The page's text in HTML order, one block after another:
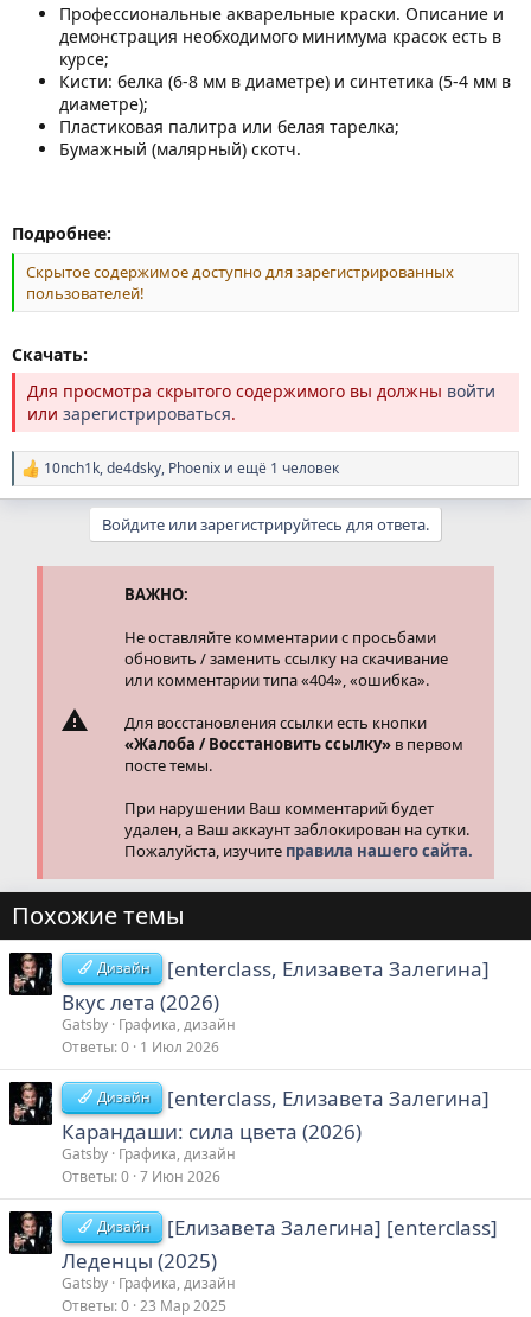
Профессиональные акварельные краски. Описание и
демонстрация необходимого минимума красок есть в
курсе;
Кисти: белка (6-8 мм в диаметре) и синтетика (5-4 мм в
диаметре);
Пластиковая палитра или белая тарелка;
Бумажный (малярный) скотч.
Подробнее:
Скрытое содержимое доступно для зарегистрированных
пользователей!
Скачать:
Для просмотра скрытого содержимого вы должны войти
или зарегистрироваться.
Р
е
10nch1k,de4dsky, Phoenix и ещё 1 человек
Войдите или зарегистрируйтесь для ответа.
ВАЖНО:
Не оставляйте комментарии с просьбами
обновить / заменить ссылку на скачивание
или комментарии типа «404», «ошибка».
Для восстановления ссылки есть кнопки
«Жалоба / Восстановить ссылку» в первом
посте темы.
При нарушении Ваш комментарий будет
удален, а Ваш аккаунт заблокирован на сутки.
Пожалуйста, изучите правила нашего сайта.
Похожие темы
Дизайн
[enterclass, Елизавета Залегина]
Вкус лета (2026)
Gatsby Графика, дизайн
Ответы 0 1 Июл 2026
Дизайн
[enterclass, Елизавета Залегина]
Карандаши: сила цвета (2026)
Gatsby Графика, дизайн
Ответы 0 7 Июн 2026
Дизайн
[Елизавета Залегина] [enterclass]
Леденцы (2025)
Gatsby Графика, дизайн
Ответы 0 23 Мар 2025